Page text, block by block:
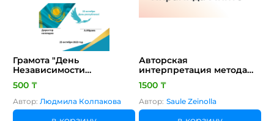
Грамота "День
Независимости
Республики Казахстан"
500 ₸
Автор: Людмила Колпакова
Авторская
интерпретация метода
"Пирамида Минто" для
развития навыков
коммуникации
1500 ₸
Автор: Saule Zeinolla